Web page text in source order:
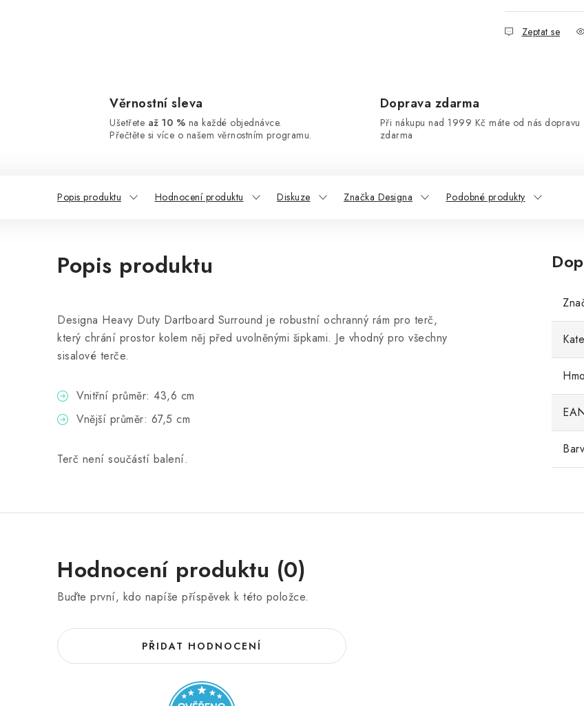
Zeptat se
Věrnostní sleva
Ušetřete až 10 % na každé objednávce.
Přečtěte si více o našem věrnostním programu.
Doprava zdarma
Při nákupu nad 1999 Kč máte od nás dopravu
zdarma
Popis produktu Hodnocení produktu Diskuze Značka Designa Podobné produkty
Popis produktu
Designa Heavy Duty Dartboard Surround je robustní ochranný rám pro terč,
který chrání prostor kolem něj před uvolněnými šipkami. Je vhodný pro všechny
sisalové terče.
Vnitřní průměr: 43,6 cm
Vnější průměr: 67,5 cm
Terč není součástí balení.
Hodnocení produktu (0)
Buďte první, kdo napíše příspěvek k této položce.
PŘIDAT HODNOCENÍ